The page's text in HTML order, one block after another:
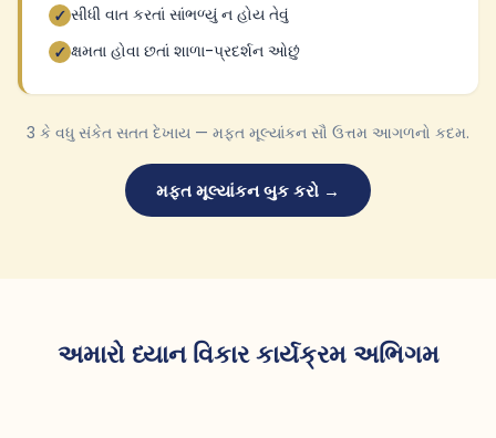
✓ સીધી વાત કરતાં સાંભળ્યું ન હોય તેવું
✓ ક્ષમતા હોવા છતાં શાળા-પ્રદર્શન ઓછું
3 કે વધુ સંકેત સતત દેખાય — મફત મૂલ્યાંકન સૌ ઉત્તમ આગળનો કદમ.
મફત મૂલ્યાંકન બુક કરો →
અમારો ધ્યાન વિકાર કાર્યક્રમ અભિગમ